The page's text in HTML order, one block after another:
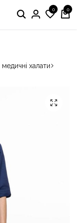
одягу» 0 0
медичні халати